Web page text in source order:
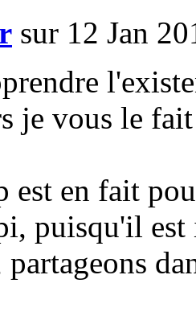
sur 12 Jan
je vous le
est en fait
puisqu'il est
partageons